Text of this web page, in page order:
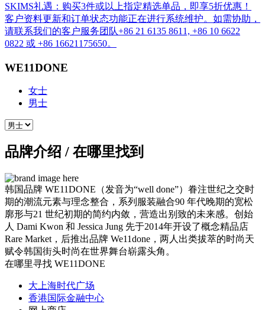
SKIMS礼遇：购买3件或以上指定精选单品，即享5折优惠！
客户资料更新和订单状态功能正在进行系统维护。如需协助，
请联系我们的客户服务团队+86 21 6135 8611, +86 10 6622
0822 或 +86 16621175650。
WE11DONE
女士
男士
品牌介绍 / 在哪里找到
韩国品牌 WE11DONE（发音为“well done”）眷注世纪之交时
期的潮流元素与理念整合，系列服装融合90 年代晚期的宽松
廓形与21 世纪初期的简约内敛，营造出别致的未来感。创始
人 Dami Kwon 和 Jessica Jung 先于2014年开设了概念精品店
Rare Market，后推出品牌 We11done，两人出类拔萃的时尚天
赋令韩国街头时尚在世界舞台崭露头角。
在哪里寻找 WE11DONE
大上海时代广场
香港国际金融中心